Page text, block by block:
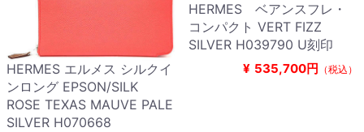
HERMES エルメス シルクイ
ンロング EPSON/SILK
ROSE TEXAS MAUVE PALE
SILVER H070668
HERMES ベアンスフレ・
コンパクト VERT FIZZ
SILVER H039790 U刻印
¥ 535,700円 （税込）